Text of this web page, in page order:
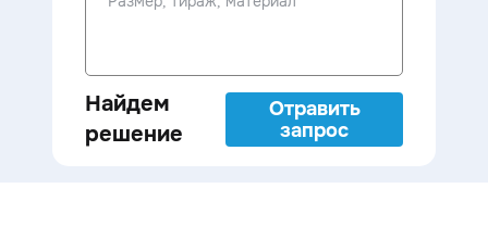
Найдем
решение
Отравить
запрос